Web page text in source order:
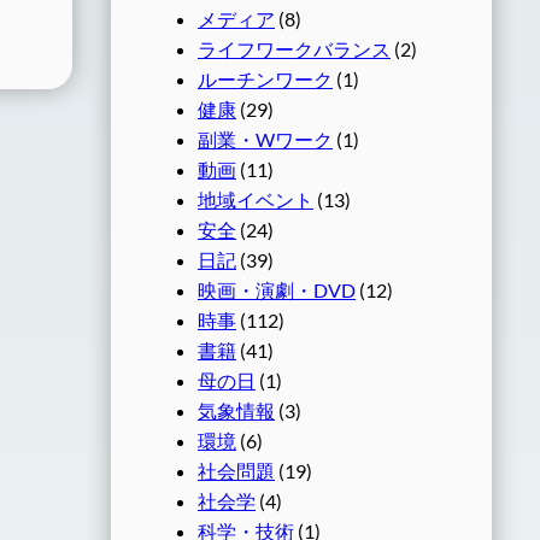
メディア (8)
ライフワークバランス (2)
ルーチンワーク (1)
健康 (29)
副業・Wワーク (1)
動画 (11)
地域イベント (13)
安全 (24)
日記 (39)
映画・演劇・DVD (12)
時事 (112)
書籍 (41)
母の日 (1)
気象情報 (3)
環境 (6)
社会問題 (19)
社会学 (4)
科学・技術 (1)